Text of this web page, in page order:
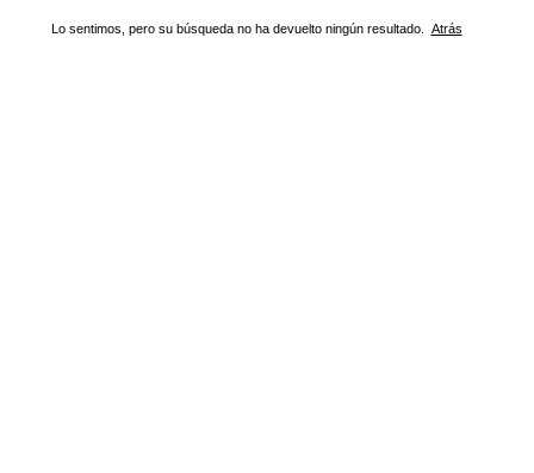
Lo sentimos, pero su búsqueda no ha devuelto ningún resultado. Atrás